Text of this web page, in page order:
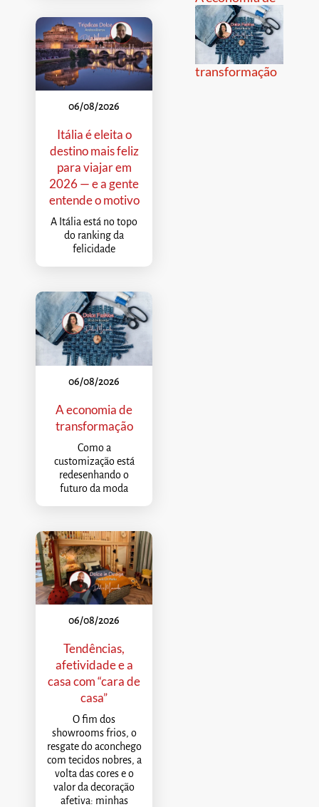
06/08/2026
Itália é eleita o
destino mais feliz
para viajar em
2026 — e a gente
entende o motivo
A Itália está no topo
do ranking da
felicidade
06/08/2026
A economia de
transformação
Como a
customização está
redesenhando o
futuro da moda
06/08/2026
Tendências,
afetividade e a
casa com “cara de
casa”
O fim dos
showrooms frios, o
resgate do aconchego
com tecidos nobres, a
volta das cores e o
valor da decoração
afetiva: minhas
transformação